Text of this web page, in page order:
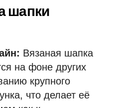
шапки
Вязаная шапка
на фоне других
крупного
что делает её